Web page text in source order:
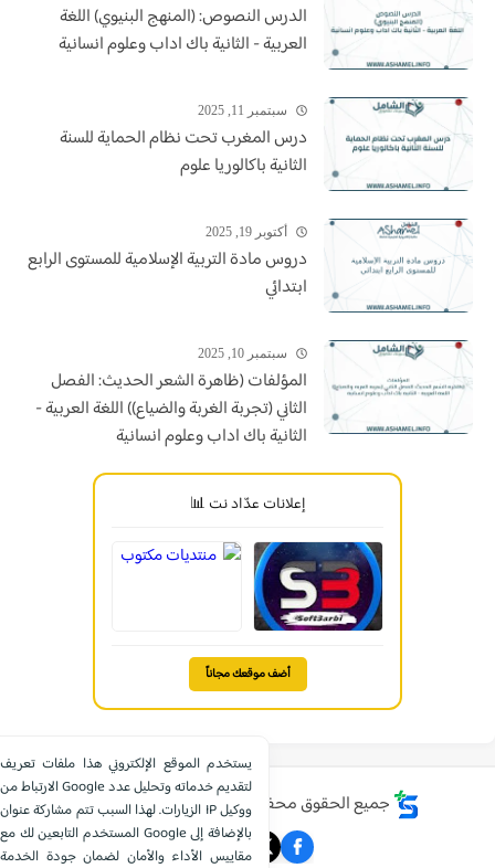
الدرس النصوص: (المنهج البنيوي) اللغة
العربية - الثانية باك اداب وعلوم انسانية
سبتمبر 11, 2025
درس المغرب تحت نظام الحماية للسنة
الثانية باكالوريا علوم
أكتوبر 19, 2025
دروس مادة التربية الإسلامية للمستوى الرابع
ابتدائي
سبتمبر 10, 2025
المؤلفات (ظاهرة الشعر الحديث: الفصل
الثاني (تجربة الغربة والضياع)) اللغة العربية -
الثانية باك اداب وعلوم انسانية
إعلانات عدّاد نت 📊
أضف موقعك مجاناً
جميع الحقوق محفوظة ©موقع الشامل التعليمي
يستخدم الموقع الإلكتروني هذا ملفات تعريف
الارتباط من Google لتقديم خدماته وتحليل عدد
الزيارات. لهذا السبب تتم مشاركة عنوان IP ووكيل
المستخدم التابعين لك مع Google بالإضافة إلى
مقاييس الأداء والأمان لضمان جودة الخدمة